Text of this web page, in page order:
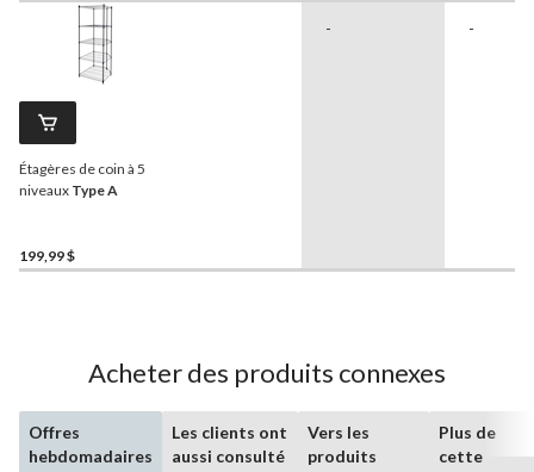
Étagères de coin à 5
niveaux Type A
199,99 $
- -
Acheter des produits connexes
Offres
hebdomadaires
Les clients ont
aussi consulté
Vers les
produits
Plus de
cette